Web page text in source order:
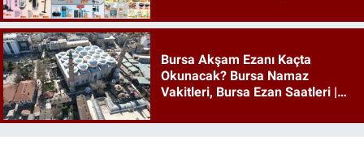
Bursa Akşam Ezanı Kaçta
Okunacak? Bursa Namaz
Vakitleri, Bursa Ezan Saatleri |